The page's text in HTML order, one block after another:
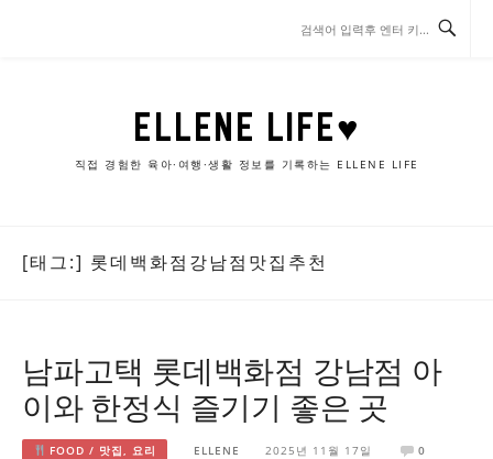
ELLENE LIFE♥
직접 경험한 육아·여행·생활 정보를 기록하는 ELLENE LIFE
[태그:] 롯데백화점강남점맛집추천
남파고택 롯데백화점 강남점 아
이와 한정식 즐기기 좋은 곳
FOOD / 맛집, 요리 ELLENE 2025년 11월 17일 0